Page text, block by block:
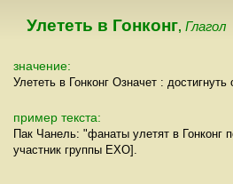
Улететь в Гонконг, Глагол
значение:
Улететь в Гонконг Означет : достигнуть
пример текста:
Пак Чанель: "фанаты улетят в Гонконг
участник группы EXO].